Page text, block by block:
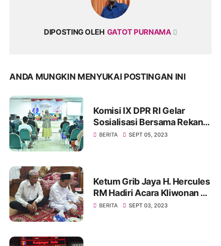
DIPOSTING OLEH GATOT PURNAMA
ANDA MUNGKIN MENYUKAI POSTINGAN INI
Komisi IX DPR RI Gelar
Sosialisasi Bersama Rekan
Mitra Kerjanya BKKBN di
BERITA SEPT 05, 2023
Ketum Grib Jaya H. Hercules
RM Hadiri Acara Kliwonan di
Pekalongan dan Milad Ke 11
BERITA SEPT 03, 2023